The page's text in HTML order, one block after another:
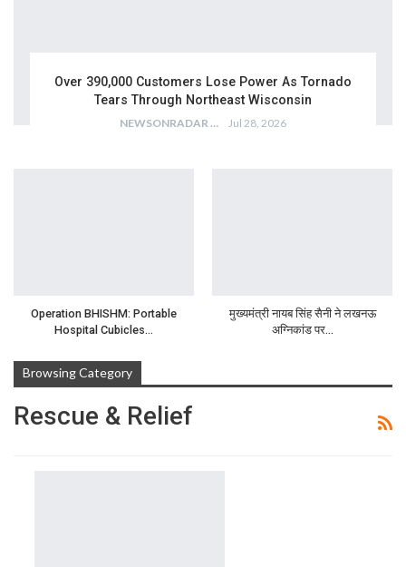
Over 390,000 Customers Lose Power As Tornado
Tears Through Northeast Wisconsin
NEWSONRADAR BUREAU Jul 28, 2026
Operation BHISHM: Portable
Hospital Cubicles…
मुख्यमंत्री नायब सिंह सैनी ने लखनऊ
अग्निकांड पर…
Browsing Category
Rescue & Relief